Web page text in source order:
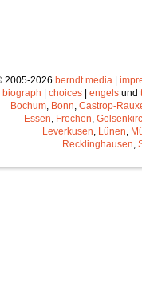
2005-2026 berndt media |
biograph | choices | engels und
Bochum Bonn Castrop-
Essen Frechen
Leverkusen Lünen
Recklinghausen